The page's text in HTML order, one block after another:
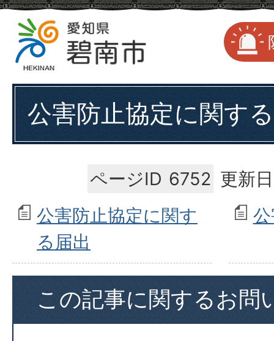
公害防止協定に関す
ページID 6752 更新
公害防止協定に関す
る届出
この記事に関するお問